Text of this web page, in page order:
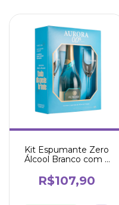
Kit Espumante Zero
Álcool Branco com 2
R$107,90